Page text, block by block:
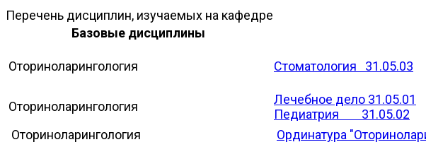
Перечень дисциплин, изучаемых на кафедре
Базовые дисциплины
Оториноларингология Стоматология 31.05.03
Оториноларингология
Лечебное дело 31.05.01
Педиатрия 31.05.02
Оториноларингология Ординатура